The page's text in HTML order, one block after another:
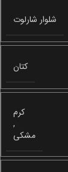
شلوار شارلوت
کتان
کرم
,
مشکی